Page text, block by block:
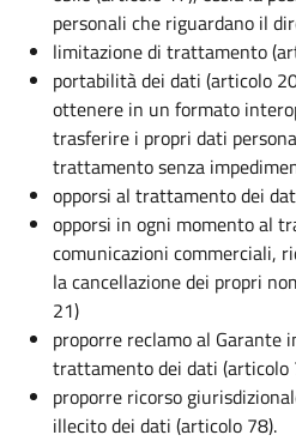
personali che riguardano il
limitazione di trattamento
portabilità dei dati (articolo
ottenere in un formato
trasferire i propri dati
trattamento senza
opporsi al trattamento dei
opporsi in ogni momento al
comunicazioni commerciali,
la cancellazione dei propri
21)
proporre reclamo al Garante
trattamento dei dati (articolo
proporre ricorso
illecito dei dati (articolo 78).